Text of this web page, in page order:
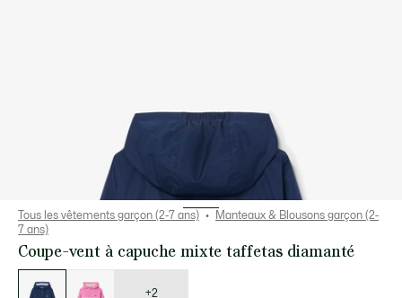
Tous les vêtements garçon (2-7 ans)
Manteaux & Blousons garçon (2-
7 ans)
Coupe-vent à capuche mixte taffetas diamanté
déclinaisons
+2